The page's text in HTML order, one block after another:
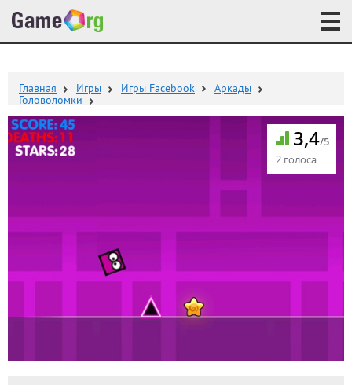
Главная Игры Игры Facebook
Аркады
Головоломки
3,4/5
2 голоса